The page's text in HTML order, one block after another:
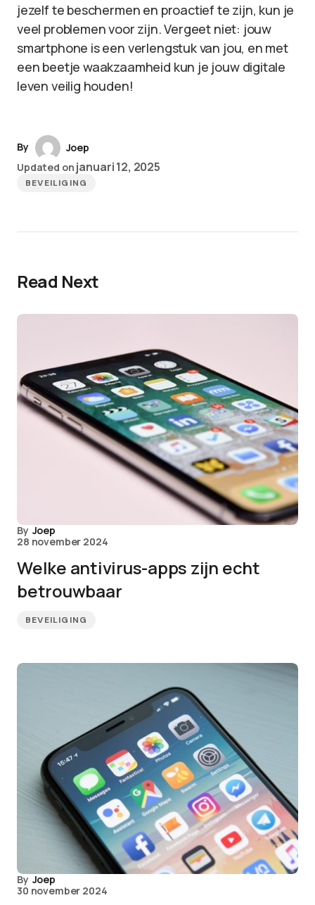
jezelf te beschermen en proactief te zijn, kun je
veel problemen voor zijn. Vergeet niet: jouw
smartphone is een verlengstuk van jou, en met
een beetje waakzaamheid kun je jouw digitale
leven veilig houden!
By
Joep
Updated on januari 12, 2025
BEVEILIGING
Read Next
By Joep
28 november 2024
Welke antivirus-apps zijn echt
betrouwbaar
BEVEILIGING
By Joep
30 november 2024